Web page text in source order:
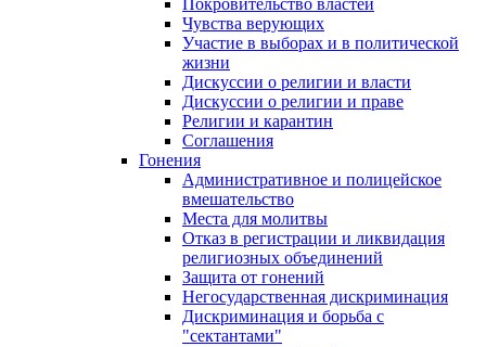
Покровительство властей
Чувства верующих
Участие в выборах и в политической
жизни
Дискуссии о религии и власти
Дискуссии о религии и праве
Религии и карантин
Соглашения
Гонения
Административное и полицейское
вмешательство
Места для молитвы
Отказ в регистрации и ликвидация
религиозных объединений
Защита от гонений
Негосударственная дискриминация
Дискриминация и борьба с
"сектантами"